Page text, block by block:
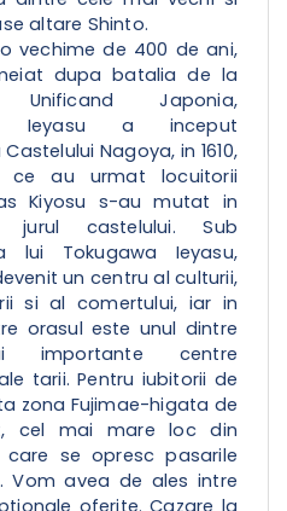
altare Shinto.
vechime de 400 de ani,
dupa batalia de la
Unificand Japonia,
Ieyasu a inceput
Nagoya, in 1610,
au urmat locuitorii
Kiyosu s-au mutat in
jurul castelului. Sub
lui Tokugawa Ieyasu,
un centru al culturii,
si al comertului, iar in
orasul este unul dintre
importante centre
tarii. Pentru iubitorii de
zona Fujimae-higata de
cel mai mare loc din
se opresc pasarile
Vom avea de ales intre